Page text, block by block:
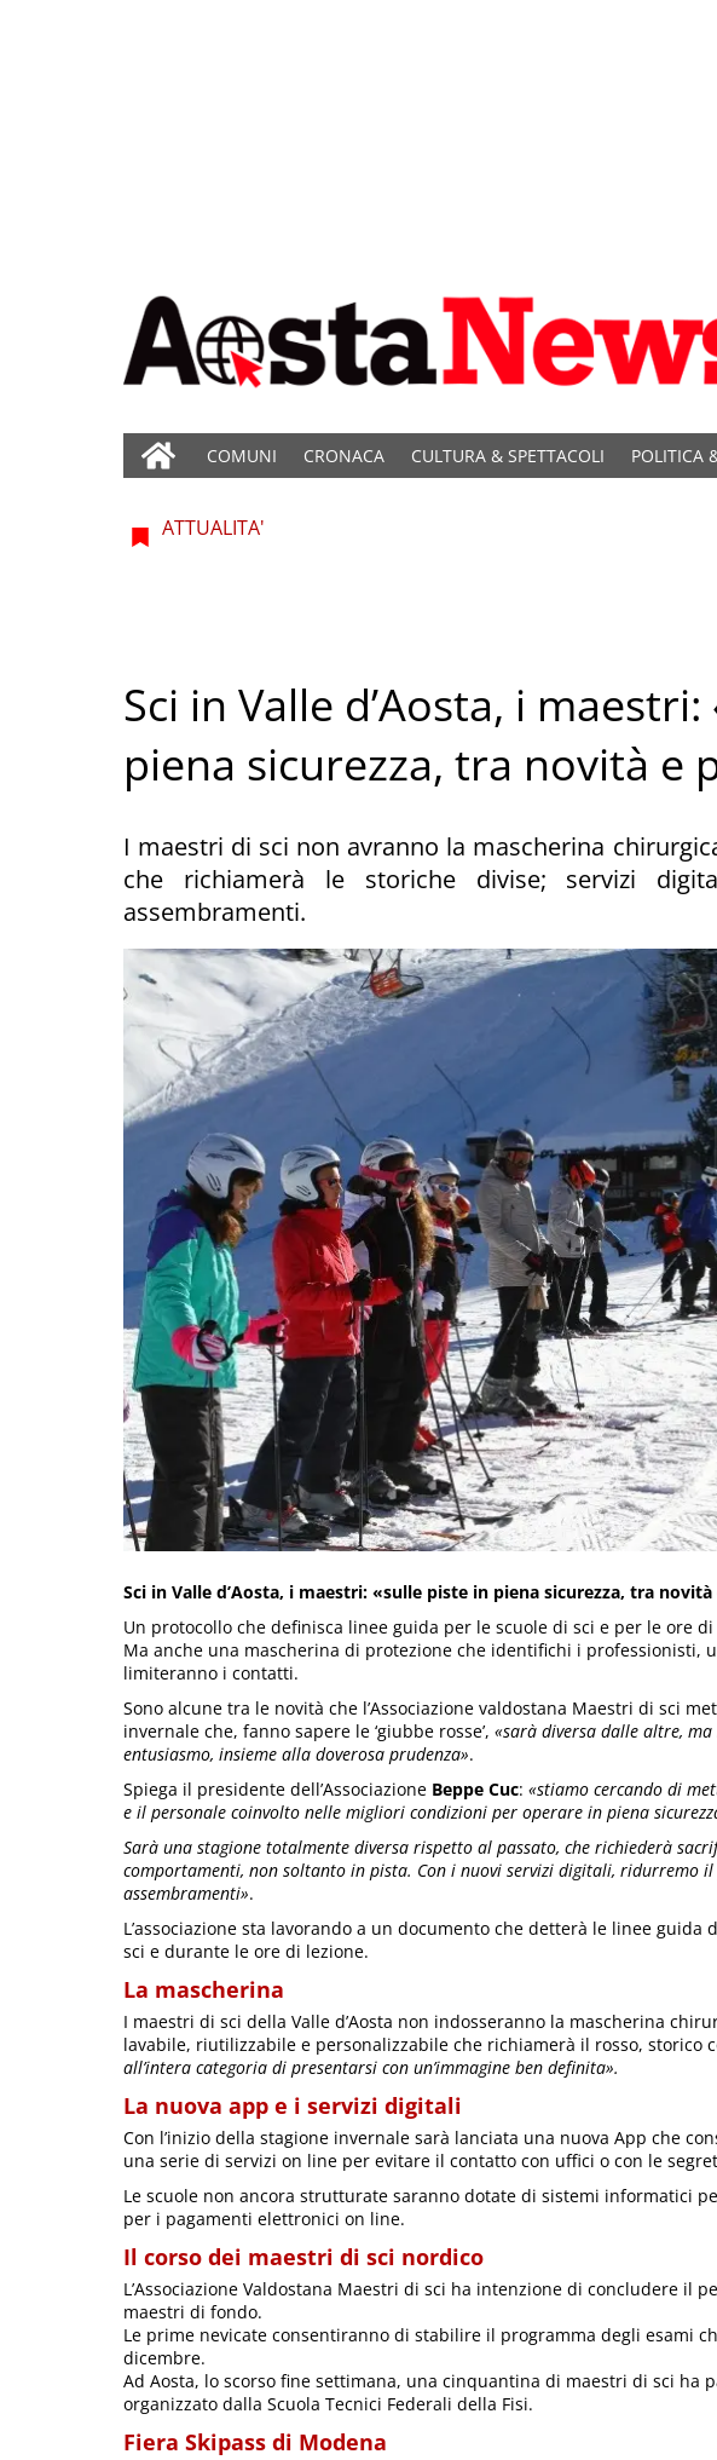
COMUNI CRONACA CULTURA & SPETTACOLI POLITICA
ATTUALITA'
Sci in Valle d’Aosta, i
piena sicurezza, tra novità e
I maestri di sci non avranno la mascherina
che richiamerà le storiche divise; servizi
assembramenti.
Sci in Valle d’Aosta, i maestri: «sulle piste in piena sicurezza, tra
Un protocollo che definisca linee guida per le scuole di sci e per le ore di
Ma anche una mascherina di protezione che identifichi i professionisti,
limiteranno i contatti.
Sono alcune tra le novità che l’Associazione valdostana Maestri di sci
invernale che, fanno sapere le ‘giubbe rosse’, «sarà diversa dalle altre,
entusiasmo, insieme alla doverosa prudenza».
Spiega il presidente dell’Associazione Beppe Cuc: «stiamo cercando di
e il personale coinvolto nelle migliori condizioni per operare in piena
Sarà una stagione totalmente diversa rispetto al passato, che richiederà
comportamenti, non soltanto in pista. Con i nuovi servizi digitali, ridurremo
assembramenti».
L’associazione sta lavorando a un documento che detterà le linee guida
sci e durante le ore di lezione.
La mascherina
I maestri di sci della Valle d’Aosta non indosseranno la mascherina
lavabile, riutilizzabile e personalizzabile che richiamerà il rosso, storico
all’intera categoria di presentarsi con un’immagine ben definita».
La nuova app e i servizi digitali
Con l’inizio della stagione invernale sarà lanciata una nuova App che
una serie di servizi on line per evitare il contatto con uffici o con le
Le scuole non ancora strutturate saranno dotate di sistemi informatici
per i pagamenti elettronici on line.
Il corso dei maestri di sci nordico
L’Associazione Valdostana Maestri di sci ha intenzione di concludere il
maestri di fondo.
Le prime nevicate consentiranno di stabilire il programma degli esami
dicembre.
Ad Aosta, lo scorso fine settimana, una cinquantina di maestri di sci ha
organizzato dalla Scuola Tecnici Federali della Fisi.
Fiera Skipass di Modena